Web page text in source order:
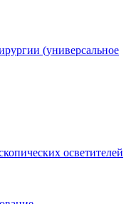
(универсальное
осветителей